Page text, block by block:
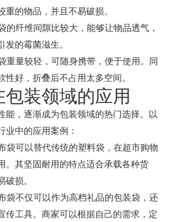
重的物品，并且不易破损。
的纤维间隙比较大，能够让物品透气，
发的霉菌滋生。
重量较轻，可随身携带，便于使用。同
性好，折叠后不占用太多空间。
装领域的应用
能，逐渐成为包装领域的热门选择。以
业中的应用案例：
袋可以替代传统的塑料袋，在超市购物
。其坚固耐用的特点适合承载各种货
损。
袋不仅可以作为高档礼品的包装袋，还
传工具。商家可以根据自己的需求，定